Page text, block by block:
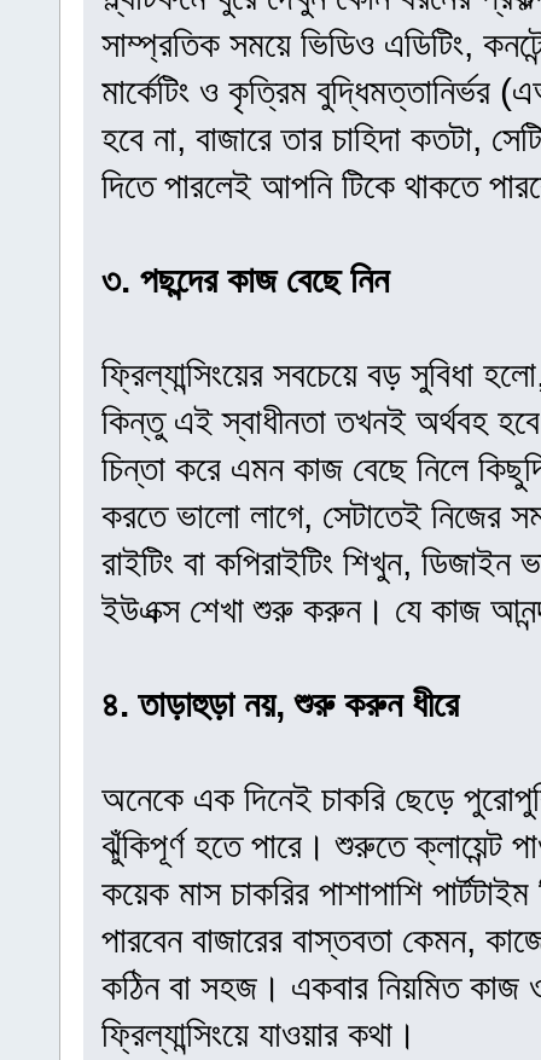
সাম্প্রতিক সময়ে ভিডিও এডিটিং,
মার্কেটিং ও কৃত্রিম বুদ্ধিমত্তানির্ভর
হবে না, বাজারে তার চাহিদা কতটা,
দিতে পারলেই আপনি টিকে থাকতে
৩. পছন্দের কাজ বেছে নিন
ফ্রিল্যান্সিংয়ের সবচেয়ে বড় সুবিধা
কিন্তু এই স্বাধীনতা তখনই অর্থবহ
চিন্তা করে এমন কাজ বেছে নিলে
করতে ভালো লাগে, সেটাতেই নিজের
রাইটিং বা কপিরাইটিং শিখুন,
ইউএক্স শেখা শুরু করুন। যে কাজ
৪. তাড়াহুড়া নয়, শুরু করুন ধীরে
অনেকে এক দিনেই চাকরি ছেড়ে
ঝুঁকিপূর্ণ হতে পারে। শুরুতে ক্লায়েন্ট
কয়েক মাস চাকরির পাশাপাশি
পারবেন বাজারের বাস্তবতা কেমন,
কঠিন বা সহজ। একবার নিয়মিত
ফ্রিল্যান্সিংয়ে যাওয়ার কথা।